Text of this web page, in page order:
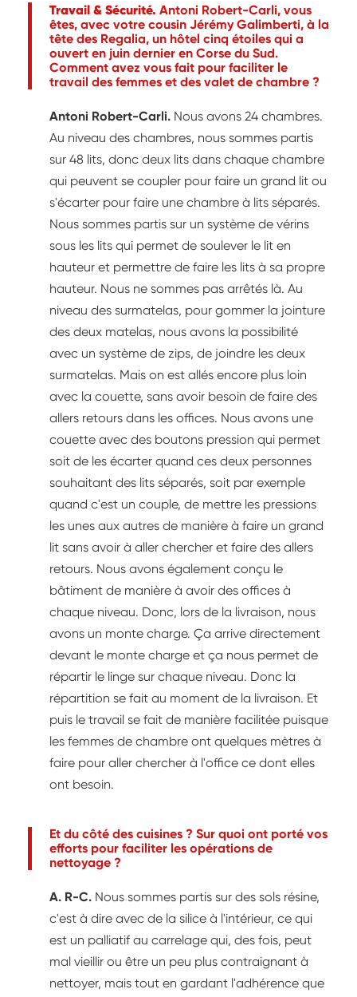
Travail & Sécurité. Antoni Robert-Carli, vous
êtes, avec votre cousin Jérémy Galimberti, à la
tête des Regalia, un hôtel cinq étoiles qui a
ouvert en juin dernier en Corse du Sud.
Comment avez vous fait pour faciliter le
travail des femmes et des valet de chambre ?
Antoni Robert-Carli. Nous avons 24 chambres.
Au niveau des chambres, nous sommes partis
sur 48 lits, donc deux lits dans chaque chambre
qui peuvent se coupler pour faire un grand lit ou
s'écarter pour faire une chambre à lits séparés.
Nous sommes partis sur un système de vérins
sous les lits qui permet de soulever le lit en
hauteur et permettre de faire les lits à sa propre
hauteur. Nous ne sommes pas arrêtés là. Au
niveau des surmatelas, pour gommer la jointure
des deux matelas, nous avons la possibilité
avec un système de zips, de joindre les deux
surmatelas. Mais on est allés encore plus loin
avec la couette, sans avoir besoin de faire des
allers retours dans les offices. Nous avons une
couette avec des boutons pression qui permet
soit de les écarter quand ces deux personnes
souhaitant des lits séparés, soit par exemple
quand c'est un couple, de mettre les pressions
les unes aux autres de manière à faire un grand
lit sans avoir à aller chercher et faire des allers
retours. Nous avons également conçu le
bâtiment de manière à avoir des offices à
chaque niveau. Donc, lors de la livraison, nous
avons un monte charge. Ça arrive directement
devant le monte charge et ça nous permet de
répartir le linge sur chaque niveau. Donc la
répartition se fait au moment de la livraison. Et
puis le travail se fait de manière facilitée puisque
les femmes de chambre ont quelques mètres à
faire pour aller chercher à l'office ce dont elles
ont besoin.
Et du côté des cuisines ? Sur quoi ont porté vos
efforts pour faciliter les opérations de
nettoyage ?
A. R-C. Nous sommes partis sur des sols résine,
c'est à dire avec de la silice à l'intérieur, ce qui
est un palliatif au carrelage qui, des fois, peut
mal vieillir ou être un peu plus contraignant à
nettoyer, mais tout en gardant l'adhérence que